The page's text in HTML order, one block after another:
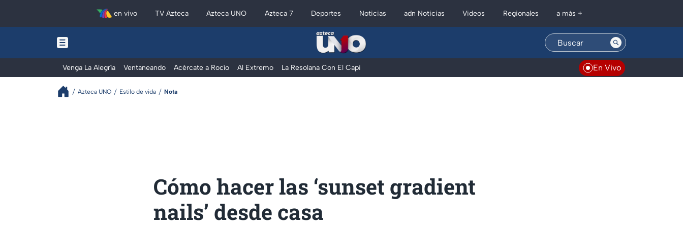
en vivo TV Azteca Azteca UNO Azteca 7 Deportes Noticias adn Noticias Videos Regionales a más +
Venga La Alegría Ventaneando Acércate a Rocío Al Extremo La Resolana Con El Capi En Vivo
Azteca UNO Estilo de vida Nota
Cómo hacer las ‘sunset gradient
nails’ desde casa